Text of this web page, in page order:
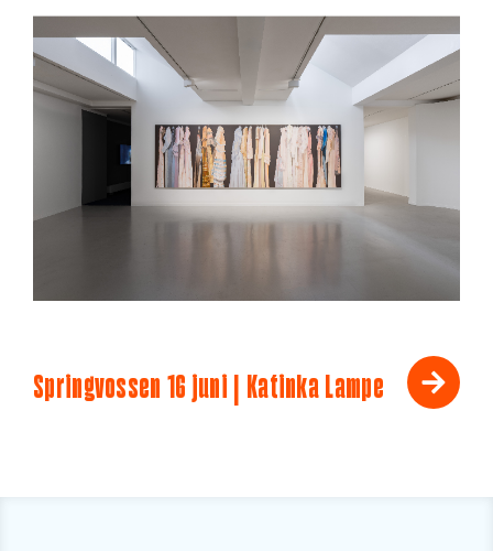
Springvossen 16 juni | Katinka Lampe